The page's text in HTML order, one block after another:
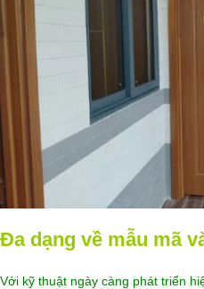
Đa dạng về mẫu mã
Với kỹ thuật ngày càng phát triển